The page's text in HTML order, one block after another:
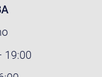
19:00